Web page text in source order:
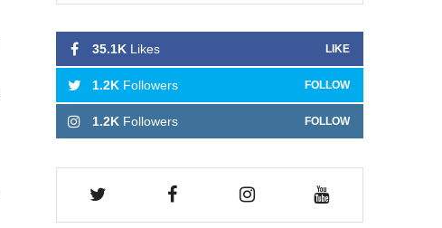
35.1K Likes LIKE
1.2K Followers FOLLOW
1.2K Followers FOLLOW